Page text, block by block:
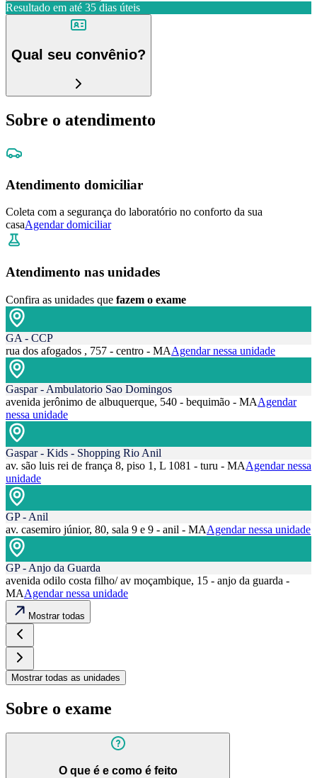
Resultado em até 35 dias úteis
Qual seu convênio?
Sobre o atendimento
Atendimento domiciliar
Coleta com a segurança do laboratório no conforto da sua
casaAgendar domiciliar
Atendimento nas unidades
Confira as unidades que fazem o exame
GA - CCP
rua dos afogados , 757 - centro - MAAgendar nessa unidade
Gaspar - Ambulatorio Sao Domingos
avenida jerônimo de albuquerque, 540 - bequimão - MAAgendar
nessa unidade
Gaspar - Kids - Shopping Rio Anil
av. são luis rei de frança 8, piso 1, L 1081 - turu - MAAgendar nessa
unidade
GP - Anil
av. casemiro júnior, 80, sala 9 e 9 - anil - MAAgendar nessa unidade
GP - Anjo da Guarda
avenida odilo costa filho/ av moçambique, 15 - anjo da guarda -
MAAgendar nessa unidade
Mostrar todas
Mostrar todas as unidades
Sobre o exame
O que é e como é feito